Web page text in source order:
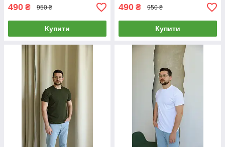
490 ₴ 950 ₴
Купити
490 ₴ 950 ₴
Купити